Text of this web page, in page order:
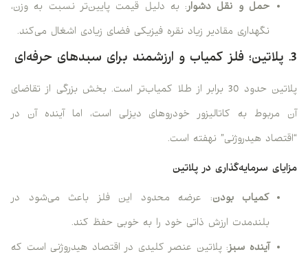
حمل و نقل دشوار: به دلیل قیمت پایین‌تر نسبت به وزن،
نگهداری مقادیر زیاد نقره فیزیکی فضای زیادی اشغال می‌کند.
3. پلاتین؛ فلز کمیاب و ارزشمند برای سبدهای حرفه‌ای
پلاتین حدود 30 برابر از طلا کمیاب‌تر است. بخش بزرگی از تقاضای
آن مربوط به کاتالیزور خودروهای دیزلی است، اما آینده آن در
“اقتصاد هیدروژنی” نهفته است.
مزایای سرمایه‌گذاری در پلاتین
کمیاب بودن: عرضه محدود این فلز باعث می‌شود در
بلندمدت ارزش ذاتی خود را به خوبی حفظ کند.
آینده سبز: پلاتین عنصر کلیدی در اقتصاد هیدروژنی است که